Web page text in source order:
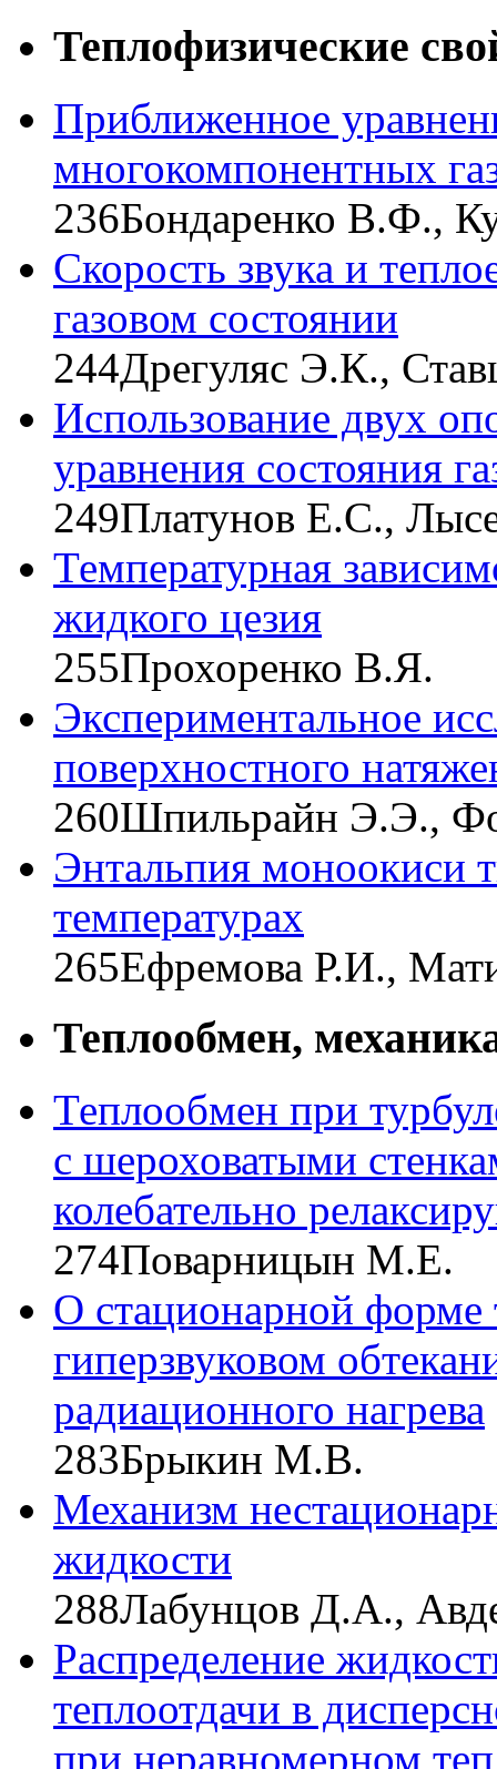
Теплофизические
Приближенное
многокомпонентных
236Бондаренко В.Ф.,
Скорость звука и
газовом состоянии
244Дрегуляс Э.К.,
Использование двух
уравнения состояния
249Платунов Е.С.,
Температурная
жидкого цезия
255Прохоренко В.Я.
Экспериментальное
поверхностного
260Шпильрайн Э.Э.,
Энтальпия моноокиси
температурах
265Ефремова Р.И.,
Теплообмен,
Теплообмен при
с шероховатыми
колебательно
274Поварницын М.Е.
О стационарной
гиперзвуковом
радиационного нагрева
283Брыкин М.В.
Механизм
жидкости
288Лабунцов Д.А.,
Распределение
теплоотдачи в
при неравномерном